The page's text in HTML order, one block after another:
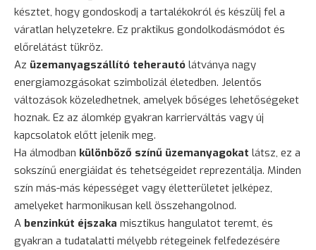
késztet, hogy gondoskodj a tartalékokról és készülj fel a
váratlan helyzetekre. Ez praktikus gondolkodásmódot és
előrelátást tükröz.
Az üzemanyagszállító teherautó látványa nagy
energiamozgásokat szimbolizál életedben. Jelentős
változások közeledhetnek, amelyek bőséges lehetőségeket
hoznak. Ez az álomkép gyakran karrierváltás vagy új
kapcsolatok előtt jelenik meg.
Ha álmodban különböző színű üzemanyagokat látsz, ez a
sokszínű energiáidat és tehetségeidet reprezentálja. Minden
szín más-más képességet vagy életterületet jelképez,
amelyeket harmonikusan kell összehangolnod.
A benzinkút éjszaka misztikus hangulatot teremt, és
gyakran a tudatalatti mélyebb rétegeinek felfedezésére